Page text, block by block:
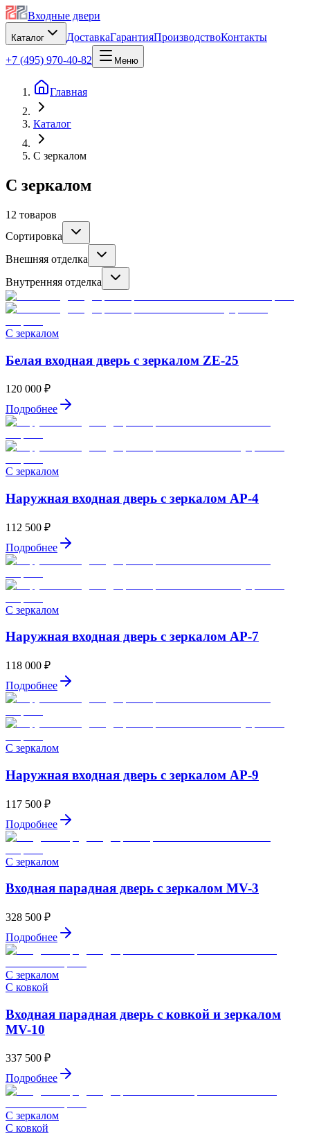
Входные двери
Каталог ДоставкаГарантияПроизводствоКонтакты
+7 (495) 970-40-82
Меню
Главная
Каталог
С зеркалом
С зеркалом
12 товаров
Сортировка
Внешняя отделка
Внутренняя отделка
С зеркалом
Белая входная дверь с зеркалом ZE-25
120 000 ₽
Подробнее
С зеркалом
Наружная входная дверь с зеркалом AP-4
112 500 ₽
Подробнее
С зеркалом
Наружная входная дверь с зеркалом AP-7
118 000 ₽
Подробнее
С зеркалом
Наружная входная дверь с зеркалом AP-9
117 500 ₽
Подробнее
С зеркалом
Входная парадная дверь с зеркалом MV-3
328 500 ₽
Подробнее
С зеркалом
С ковкой
Входная парадная дверь с ковкой и зеркалом
MV-10
337 500 ₽
Подробнее
С зеркалом
С ковкой